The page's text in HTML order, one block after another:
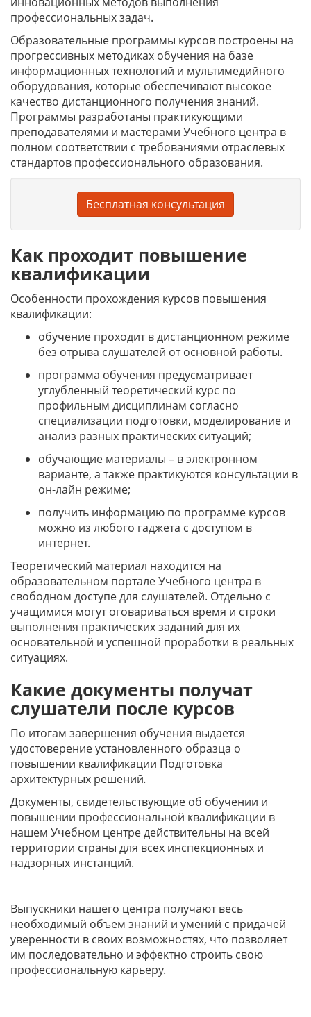
профессиональных задач.
Образовательные программы курсов построены на
прогрессивных методиках обучения на базе
информационных технологий и мультимедийного
оборудования, которые обеспечивают высокое
качество дистанционного получения знаний.
Программы разработаны практикующими
преподавателями и мастерами Учебного центра в
полном соответствии с требованиями отраслевых
стандартов профессионального образования.
Бесплатная консультация
Как проходит повышение
квалификации
Особенности прохождения курсов повышения
квалификации:
обучение проходит в дистанционном режиме
без отрыва слушателей от основной работы.
программа обучения предусматривает
углубленный теоретический курс по
профильным дисциплинам согласно
специализации подготовки, моделирование и
анализ разных практических ситуаций;
обучающие материалы – в электронном
варианте, а также практикуются консультации в
он-лайн режиме;
получить информацию по программе курсов
можно из любого гаджета с доступом в
интернет.
Теоретический материал находится на
образовательном портале Учебного центра в
свободном доступе для слушателей. Отдельно с
учащимися могут оговариваться время и строки
выполнения практических заданий для их
основательной и успешной проработки в реальных
ситуациях.
Какие документы получат
слушатели после курсов
По итогам завершения обучения выдается
удостоверение установленного образца о
повышении квалификации Подготовка
архитектурных решений.
Документы, свидетельствующие об обучении и
повышении профессиональной квалификации в
нашем Учебном центре действительны на всей
территории страны для всех инспекционных и
надзорных инстанций.
Выпускники нашего центра получают весь
необходимый объем знаний и умений с придачей
уверенности в своих возможностях, что позволяет
им последовательно и эффектно строить свою
профессиональную карьеру.